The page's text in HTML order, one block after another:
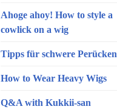
Ahoge ahoy! How to style a
cowlick on a wig
Tipps für schwere Perücken
How to Wear Heavy Wigs
Q&A with Kukkii-san